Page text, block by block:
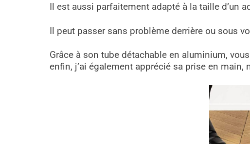
Il est aussi parfaitement adapté à la taille d’un
Il peut passer sans problème derrière ou sous
Grâce à son tube détachable en aluminium,
enfin, j’ai également apprécié sa prise en